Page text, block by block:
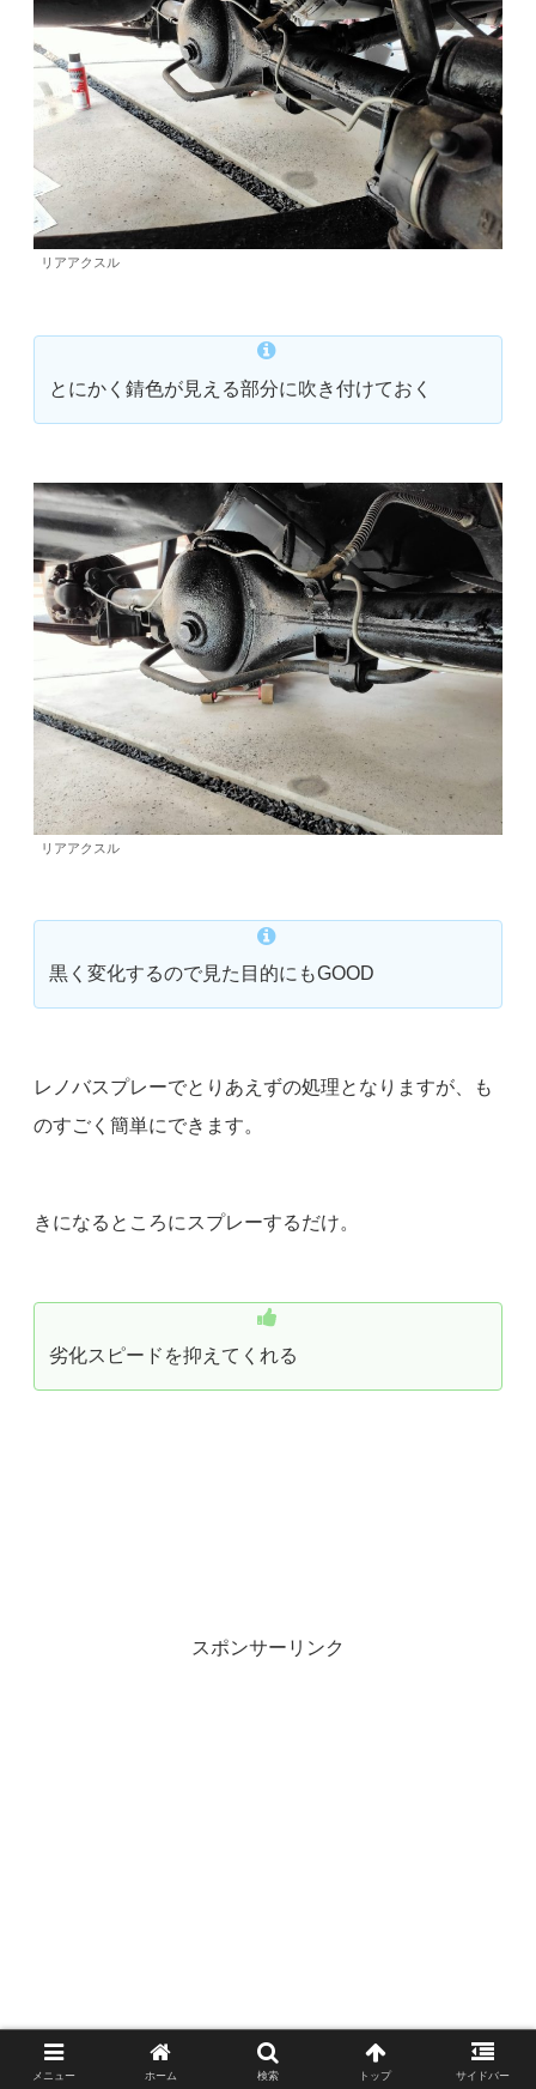
リアアクスル
とにかく錆色が見える部分に吹き付けておく
リアアクスル
黒く変化するので見た目的にもGOOD
レノバスプレーでとりあえずの処理となりますが、も
のすごく簡単にできます。
きになるところにスプレーするだけ。
劣化スピードを抑えてくれる
スポンサーリンク
メニュー ホーム 検索 トップ サイドバー